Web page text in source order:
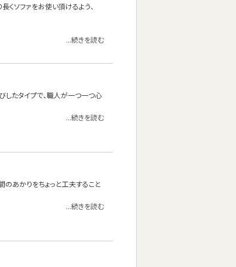
くソファをお使い頂けるよう、
...続きを読む
したタイプで、職人が一つ一つ心
...続きを読む
のあかりをちょっと工夫すること
...続きを読む